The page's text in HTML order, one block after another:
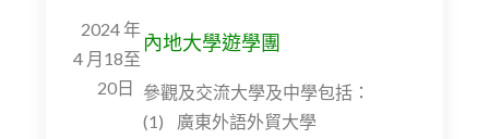
2024 年
4 月18至
20日
內地大學遊學團
參觀及交流大學及中學包括：
(1) 廣東外語外貿大學